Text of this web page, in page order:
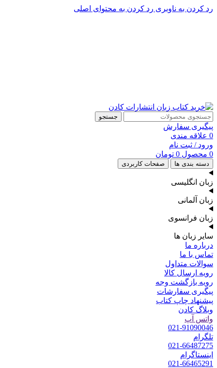
رد کردن به ناوبری رد کردن به محتوای اصلی
جستجو
پیگیری سفارش
0 علاقه مندی
ورود / ثبت نام
0 محصول 0 تومان
دسته بندی ها صفحات کاربردی
زبان انگلیسی
زبان آلمانی
زبان فرانسوی
سایر زبان ها
درباره ما
تماس با ما
سوالات متداول
رویه ارسال کالا
رویه بازگشت وجه
پیگیری سفارشات
پیشنهاد چاپ کتاب
وبلاگ کادن
واتس آپ
021-91090046
تلگرام
021-66487275
اینستاگرام
021-66465291